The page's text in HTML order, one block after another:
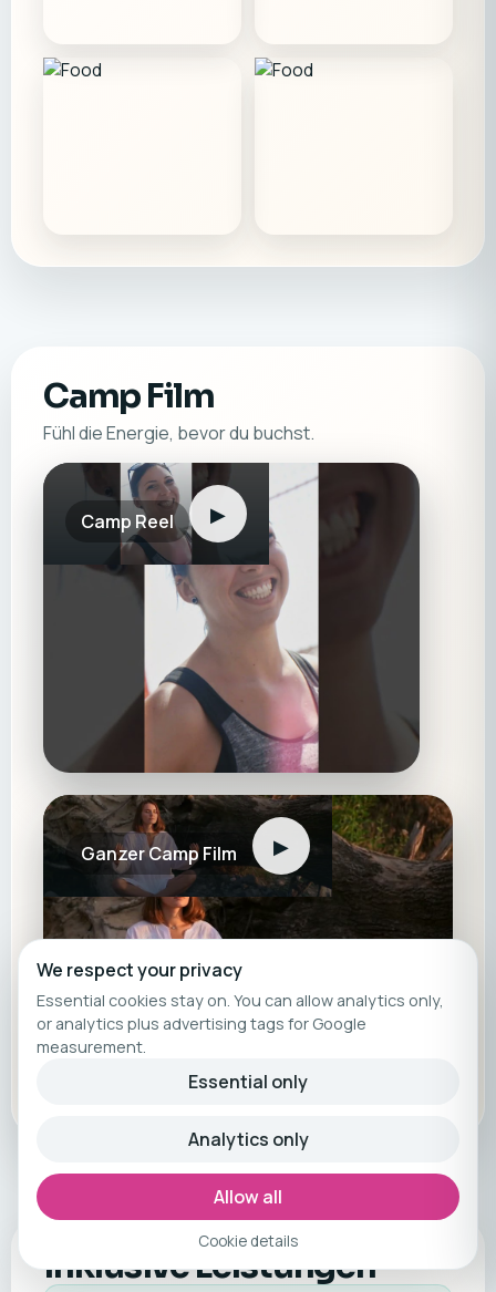
Camp Film
Fühl die Energie, bevor du buchst.
Camp Reel ▶
Ganzer Camp Film ▶
Inklusive Leistungen
We respect your privacy
Essential cookies stay on. You can allow analytics only,
or analytics plus advertising tags for Google
measurement.
Essential only
Analytics only
Allow all
Cookie details